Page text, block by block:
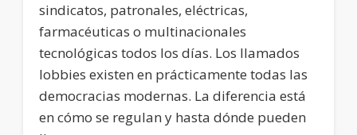
sindicatos, patronales, eléctricas,
farmacéuticas o multinacionales
tecnológicas todos los días. Los llamados
lobbies existen en prácticamente todas las
democracias modernas. La diferencia está
en cómo se regulan y hasta dónde pueden